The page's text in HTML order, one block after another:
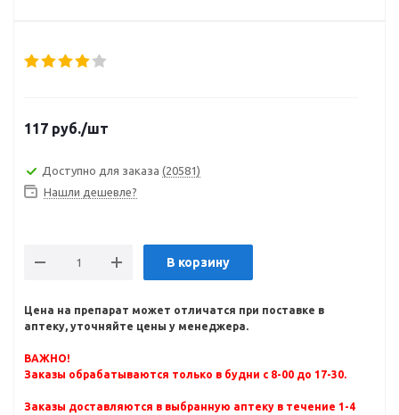
117 руб./шт
Доступно для заказа (20581)
Нашли дешевле?
В корзину
Цена на препарат может отличатся при поставке в
аптеку, уточняйте цены у менеджера.
ВАЖНО!
Заказы обрабатываются только в будни с 8-00 до 17-30.
Заказы доставляются в выбранную аптеку в течение 1-4